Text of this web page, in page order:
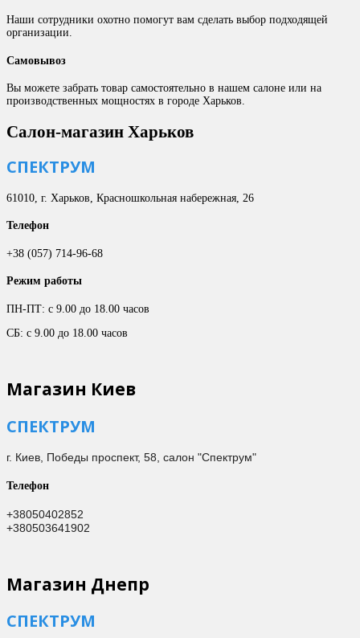
Наши сотрудники охотно помогут вам сделать выбор подходящей
организации.
Самовывоз
Вы можете забрать товар самостоятельно в нашем салоне или на
производственных мощностях в городе Харьков.
Салон-магазин Харьков
СПЕКТРУМ
61010, г. Харьков, Красношкольная набережная, 26
Телефон
+38 (057) 714-96-68
Режим работы
ПН-ПТ: с 9.00 до 18.00 часов
СБ: с 9.00 до 18.00 часов
Магазин Киев
СПЕКТРУМ
г. Киев, Победы проспект, 58, салон "Спектрум"
Телефон
+38050402852
+380503641902
Магазин Днепр
СПЕКТРУМ